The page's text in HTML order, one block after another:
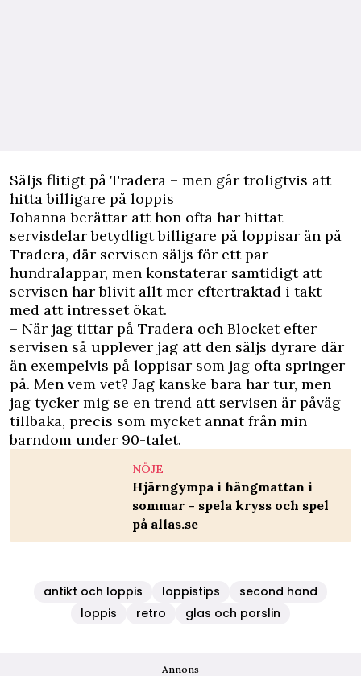
Säljs flitigt på Tradera – men går troligtvis att
hitta billigare på loppis
Johanna berättar att hon ofta har hittat
servisdelar betydligt billigare på loppisar än på
Tradera, där servisen säljs för ett par
hundralappar, men konstaterar samtidigt att
servisen har blivit allt mer eftertraktad i takt
med att intresset ökat.
– När jag tittar på Tradera och Blocket efter
servisen så upplever jag att den säljs dyrare där
än exempelvis på loppisar som jag ofta springer
på. Men vem vet? Jag kanske bara har tur, men
jag tycker mig se en trend att servisen är påväg
tillbaka, precis som mycket annat från min
barndom under 90-talet.
NÖJE
Hjärngympa i hängmattan i
sommar – spela kryss och spel
på allas.se
antikt och loppis loppistips
second hand
loppis
retro glas och porslin
Annons